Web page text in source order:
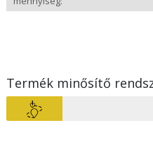
Termék minősítő